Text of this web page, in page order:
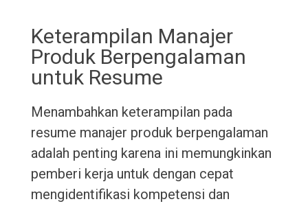
Keterampilan Manajer
Produk Berpengalaman
untuk Resume
Menambahkan keterampilan pada
resume manajer produk berpengalaman
adalah penting karena ini memungkinkan
pemberi kerja untuk dengan cepat
mengidentifikasi kompetensi dan